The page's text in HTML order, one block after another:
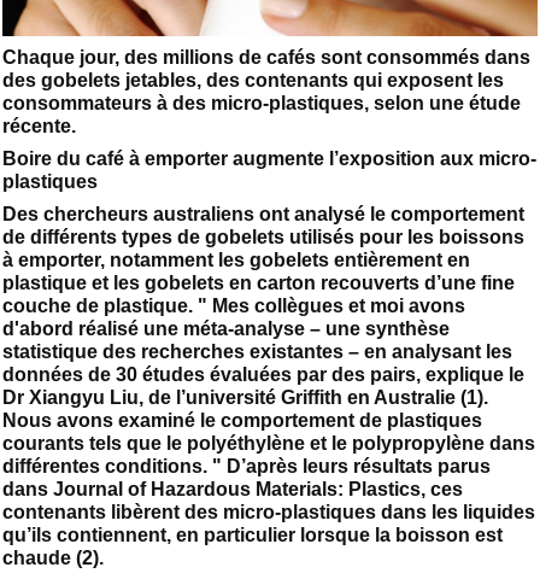
Chaque jour, des millions de cafés sont consommés dans
des gobelets jetables, des contenants qui exposent les
consommateurs à des micro-plastiques, selon une étude
récente.
Boire du café à emporter augmente l’exposition aux micro-
plastiques
Des chercheurs australiens ont analysé le comportement
de différents types de gobelets utilisés pour les boissons
à emporter, notamment les gobelets entièrement en
plastique et les gobelets en carton recouverts d’une fine
couche de plastique. " Mes collègues et moi avons
d'abord réalisé une méta-analyse – une synthèse
statistique des recherches existantes – en analysant les
données de 30 études évaluées par des pairs, explique le
Dr Xiangyu Liu, de l’université Griffith en Australie (1).
Nous avons examiné le comportement de plastiques
courants tels que le polyéthylène et le polypropylène dans
différentes conditions. " D’après leurs résultats parus
dans Journal of Hazardous Materials: Plastics, ces
contenants libèrent des micro-plastiques dans les liquides
qu’ils contiennent, en particulier lorsque la boisson est
chaude (2).